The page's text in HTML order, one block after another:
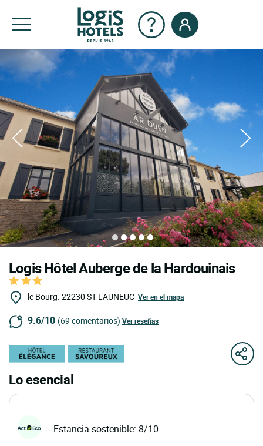
Logis Hôtel Auberge de la Hardouinais
le Bourg. 22230 ST LAUNEUC Ver en el mapa
9.6/10 (69 comentarios) Ver reseñas
Lo esencial
Estancia sostenible: 8/10